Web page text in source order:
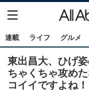
連載 ライフ グルメ
東出昌大、ひげ
ちゃくちゃ攻め
コイイですよね！